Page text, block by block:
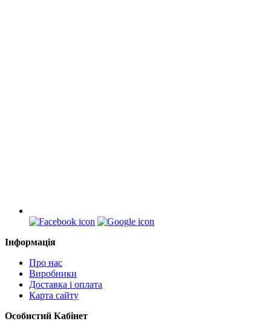
Інформація
Про нас
Виробники
Доставка і оплата
Карта сайту
Особистий Кабінет